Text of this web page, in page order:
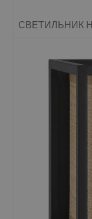
СВЕТИЛЬНИК